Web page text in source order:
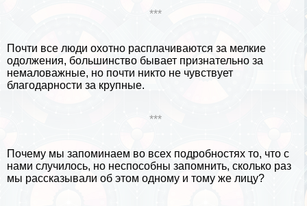
***
Почти все люди охотно расплачиваются за мелкие
одолжения, большинство бывает признательно за
немаловажные, но почти никто не чувствует
благодарности за крупные.
***
Почему мы запоминаем во всех подробностях то, что с
нами случилось, но неспособны запомнить, сколько раз
мы рассказывали об этом одному и тому же лицу?